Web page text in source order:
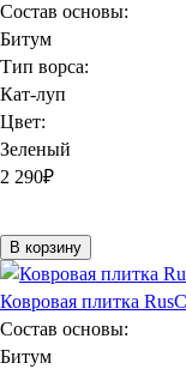
Состав основы:
Битум
Тип ворса:
Кат-луп
Цвет:
Зеленый
2 290₽
В корзину
Ковровая плитка
Состав основы:
Битум